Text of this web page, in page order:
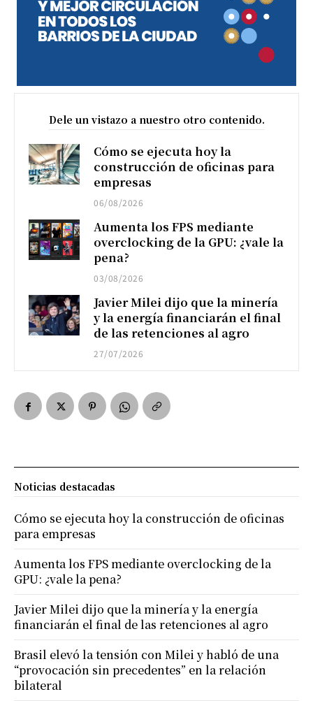
Dele un vistazo a nuestro otro contenido.
Cómo se ejecuta hoy la
construcción de oficinas para
empresas
06/08/2026
Aumenta los FPS mediante
overclocking de la GPU: ¿vale la
pena?
03/08/2026
Javier Milei dijo que la minería
y la energía financiarán el final
de las retenciones al agro
27/07/2026
Noticias destacadas
Cómo se ejecuta hoy la construcción de oficinas
para empresas
Aumenta los FPS mediante overclocking de la
GPU: ¿vale la pena?
Javier Milei dijo que la minería y la energía
financiarán el final de las retenciones al agro
Brasil elevó la tensión con Milei y habló de una
“provocación sin precedentes” en la relación
bilateral